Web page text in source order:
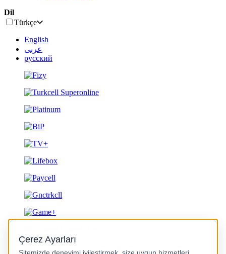
Dil
Türkçe
English
عربى
русский